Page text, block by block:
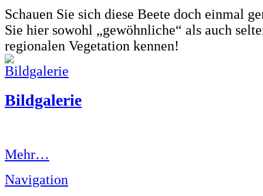
Schauen Sie sich diese Beete doch einmal
Sie hier sowohl „gewöhnliche“ als auch
regionalen Vegetation kennen!
Bildgalerie
Mehr…
Navigation